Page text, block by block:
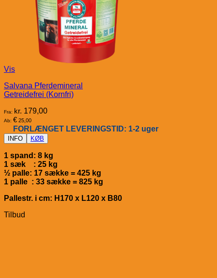
Vis
Salvana Pferdemineral
Getreidefrei (Kornfri)
Fra: kr. 179,00
Ab: € 25,00
FORLÆNGET LEVERINGSTID: 1-2 uger
INFO KØB
1 spand: 8 kg
1 sæk : 25 kg
½ palle: 17 sække = 425 kg
1 palle : 33 sække = 825 kg
Pallestr. i cm: H170 x L120 x B80
Tilbud